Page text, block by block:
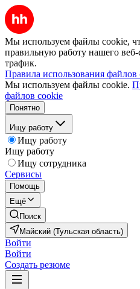
Мы используем файлы cookie,
правильную работу нашего веб-
трафик.
Правила использования файлов
Мы используем файлы cookie.
файлов cookie
Понятно
Ищу работу
Ищу работу
Ищу работу
Ищу сотрудника
Сервисы
Помощь
Ещё
Поиск
Майский (Тульская область)
Войти
Войти
Создать резюме